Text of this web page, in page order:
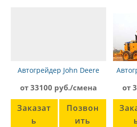
Автогрейдер John Deere
от 33100 руб./смена
Заказат
ь
Позвон
ить
от